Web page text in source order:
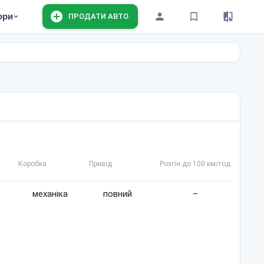
ПРОДАТИ АВТО
Коробка Привід Розгін до 100 км/год
механіка повний –